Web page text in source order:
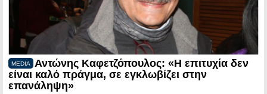
MEDIA
Αντώνης Καφετζόπουλος: «Η επιτυχία δεν
είναι καλό πράγμα, σε εγκλωβίζει στην
επανάληψη»